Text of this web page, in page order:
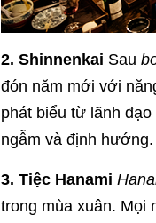
2. Shinnenkai Sau
đón năm mới với
phát biểu từ lãnh
ngẫm và định hướng.
3. Tiệc Hanami
trong mùa xuân. Mọi